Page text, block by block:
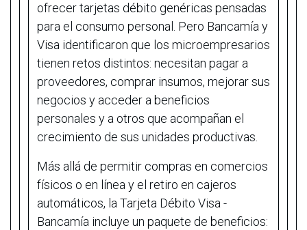
ofrecer tarjetas débito genéricas pensadas
para el consumo personal. Pero Bancamía y
Visa identificaron que los microempresarios
tienen retos distintos: necesitan pagar a
proveedores, comprar insumos, mejorar sus
negocios y acceder a beneficios
personales y a otros que acompañan el
crecimiento de sus unidades productivas.
Más allá de permitir compras en comercios
físicos o en línea y el retiro en cajeros
automáticos, la Tarjeta Débito Visa -
Bancamía incluye un paquete de beneficios: